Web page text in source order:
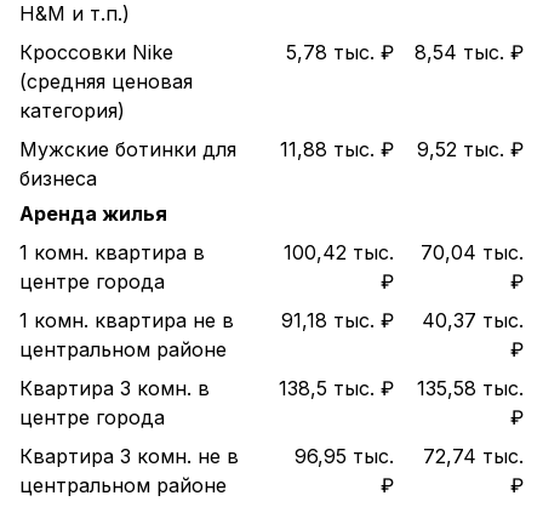
H&M и т.п.)
Кроссовки Nike
(средняя ценовая
категория)
5,78 тыс. ₽ 8,54 тыс. ₽
Мужские ботинки для
бизнеса
11,88 тыс. ₽ 9,52 тыс. ₽
Аренда жилья
1 комн. квартира в
центре города
100,42 тыс.
₽
70,04 тыс.
₽
1 комн. квартира не в
центральном районе
91,18 тыс. ₽
40,37 тыс.
₽
Квартира 3 комн. в
центре города
138,5 тыс. ₽
135,58 тыс.
₽
Квартира 3 комн. не в
центральном районе
96,95 тыс.
₽
72,74 тыс.
₽